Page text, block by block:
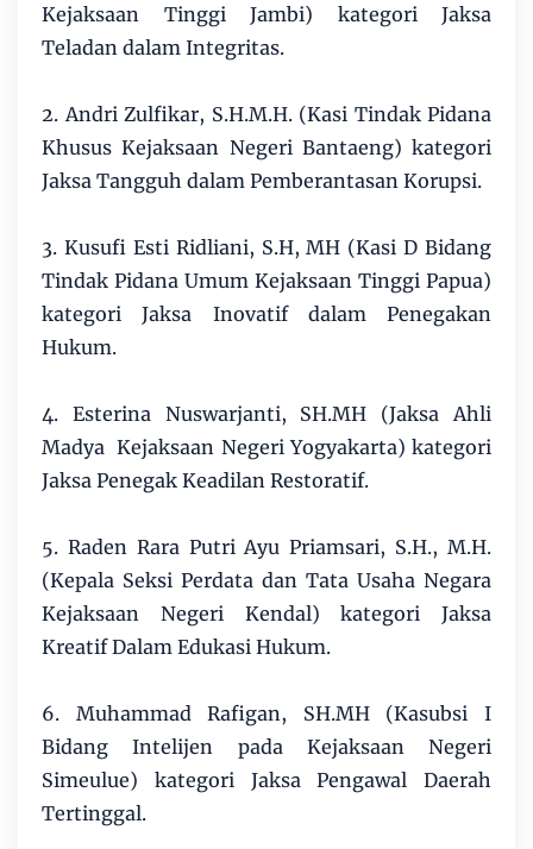
Kejaksaan Tinggi Jambi) kategori Jaksa
Teladan dalam Integritas.
2. Andri Zulfikar, S.H.M.H. (Kasi Tindak Pidana
Khusus Kejaksaan Negeri Bantaeng) kategori
Jaksa Tangguh dalam Pemberantasan Korupsi.
3. Kusufi Esti Ridliani, S.H, MH (Kasi D Bidang
Tindak Pidana Umum Kejaksaan Tinggi Papua)
kategori Jaksa Inovatif dalam Penegakan
Hukum.
4. Esterina Nuswarjanti, SH.MH (Jaksa Ahli
Madya Kejaksaan Negeri Yogyakarta) kategori
Jaksa Penegak Keadilan Restoratif.
5. Raden Rara Putri Ayu Priamsari, S.H., M.H.
(Kepala Seksi Perdata dan Tata Usaha Negara
Kejaksaan Negeri Kendal) kategori Jaksa
Kreatif Dalam Edukasi Hukum.
6. Muhammad Rafigan, SH.MH (Kasubsi I
Bidang Intelijen pada Kejaksaan Negeri
Simeulue) kategori Jaksa Pengawal Daerah
Tertinggal.